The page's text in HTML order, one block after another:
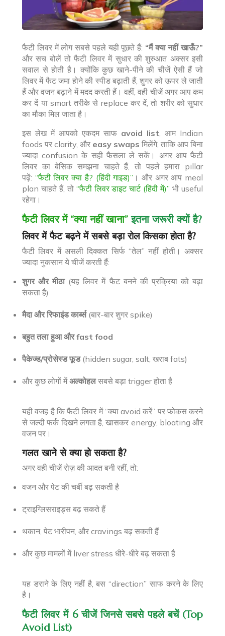
फैटी लिवर में लोग सबसे पहले यही पूछते हैं: “मैं क्या नहीं खाऊँ?”
और सच बोलें तो फैटी लिवर में सुधार की शुरुआत अक्सर इसी
सवाल से होती है। क्योंकि कुछ खाने-पीने की चीजें ऐसी हैं जो
लिवर में फैट जमा होने की स्पीड बढ़ाती हैं, शुगर को ऊपर ले जाती
हैं और वजन बढ़ाने में मदद करती हैं। वहीं, वही चीजें अगर आप कम
कर दें या smart तरीके से replace कर दें, तो शरीर को सुधार
का मौका मिल जाता है।
इस लेख में आपको एकदम साफ avoid list , आम Indian
foods पर clarity, और easy swaps मिलेंगे, ताकि आप बिना
ज्यादा confusion के सही फैसला ले सकें। अगर आप फैटी
लिवर का बेसिक समझना चाहते हैं, तो पहले हमारा pillar
पढ़ें: “फैटी लिवर क्या है? (हिंदी गाइड)” । और अगर आप meal
plan चाहते हैं, तो “फैटी लिवर डाइट चार्ट (हिंदी में)” भी useful
रहेगा।
फैटी लिवर में “क्या नहीं खाना” इतना जरूरी क्यों है?
लिवर में फैट बढ़ने में सबसे बड़ा रोल किसका होता है?
फैटी लिवर में असली दिक्कत सिर्फ “तेल” नहीं होती। अक्सर
ज्यादा नुकसान ये चीजें करती हैं:
शुगर और मीठा(यह लिवर में फैट बनने की प्रक्रिया को बढ़ा
सकता है)
मैदा और रिफाइंड कार्ब्स(बार-बार शुगर spike)
बहुत तला हुआ और fast food
पैकेज्ड/प्रोसेस्ड फूड(hidden sugar, salt, खराब fats)
और कुछ लोगों मेंअल्कोहलसबसे बड़ा trigger होता है
यही वजह है कि फैटी लिवर में “क्या avoid करें” पर फोकस करने
से जल्दी फर्क दिखने लगता है, खासकर energy, bloating और
वजन पर।
गलत खाने से क्या हो सकता है?
अगर वही चीजें रोज़ की आदत बनी रहीं, तो:
वजन और पेट की चर्बी बढ़ सकती है
ट्राइग्लिसराइड्स बढ़ सकते हैं
थकान, पेट भारीपन, और cravings बढ़ सकती हैं
और कुछ मामलों में liver stress धीरे-धीरे बढ़ सकता है
यह डराने के लिए नहीं है, बस “direction” साफ करने के लिए
है।
फैटी लिवर में 6 चीजें जिनसे सबसे पहले बचें (Top
Avoid List)